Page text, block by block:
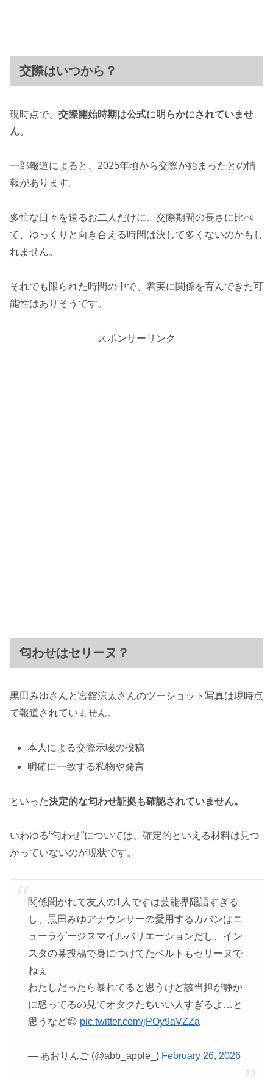
交際はいつから？
現時点で、 交際開始時期は公式に明らかにされていませ
ん。
一部報道によると、2025年頃から交際が始まったとの情
報があります。
多忙な日々を送るお二人だけに、交際期間の長さに比べ
て、ゆっくりと向き合える時間は決して多くないのかもし
れません。
それでも限られた時間の中で、着実に関係を育んできた可
能性はありそうです。
スポンサーリンク
匂わせはセリーヌ？
黒田みゆさんと宮舘涼太さんのツーショット写真は現時点
で報道されていません。
本人による交際示唆の投稿
明確に一致する私物や発言
といった決定的な匂わせ証拠も確認されていません。
いわゆる“匂わせ”については、確定的といえる材料は見つ
かっていないのが現状です。
関係聞かれて友人の1人ですは芸能界隠語すぎる
し、黒田みゆアナウンサーの愛用するカバンはニ
ューラゲージスマイルバリエーションだし、イン
スタの某投稿で身につけてたベルトもセリーヌで
ねぇ
わたしだったら暴れてると思うけど該当担が静か
に怒ってるの見てオタクたちいい人すぎるよ…と
思うなど😌 pic.twitter.com/jPOy9aVZZa
— あおりんご (@abb_apple_) February 26, 2026